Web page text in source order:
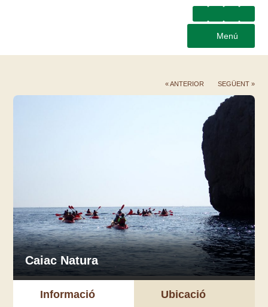
Menú
« ANTERIOR SEGÜENT »
Caiac Natura
Informació Ubicació